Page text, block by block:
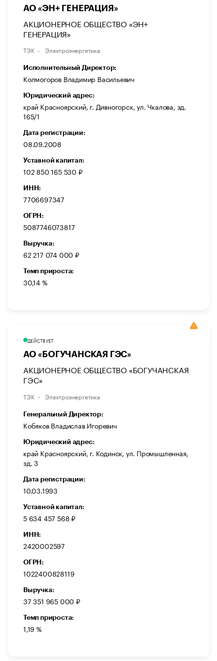
АО «ЭН+ ГЕНЕРАЦИЯ»
АКЦИОНЕРНОЕ ОБЩЕСТВО «ЭН+
ГЕНЕРАЦИЯ»
ТЭК Электроэнергетика
Исполнительный Директор:
Колмогоров Владимир Васильевич
Юридический адрес:
край Красноярский, г. Дивногорск, ул. Чкалова, зд.
165/1
Дата регистрации:
08.09.2008
Уставной капитал:
102 850 165 530 ₽
ИНН:
7706697347
ОГРН:
5087746073817
Выручка:
62 217 074 000 ₽
Темп прироста:
30,14 %
ДЕЙСТВУЕТ
АО «БОГУЧАНСКАЯ ГЭС»
АКЦИОНЕРНОЕ ОБЩЕСТВО «БОГУЧАНСКАЯ
ГЭС»
ТЭК Электроэнергетика
Генеральный Директор:
Кобяков Владислав Игоревич
Юридический адрес:
край Красноярский, г. Кодинск, ул. Промышленная,
зд. 3
Дата регистрации:
10.03.1993
Уставной капитал:
5 634 457 568 ₽
ИНН:
2420002597
ОГРН:
1022400828119
Выручка:
37 351 965 000 ₽
Темп прироста:
1,19 %